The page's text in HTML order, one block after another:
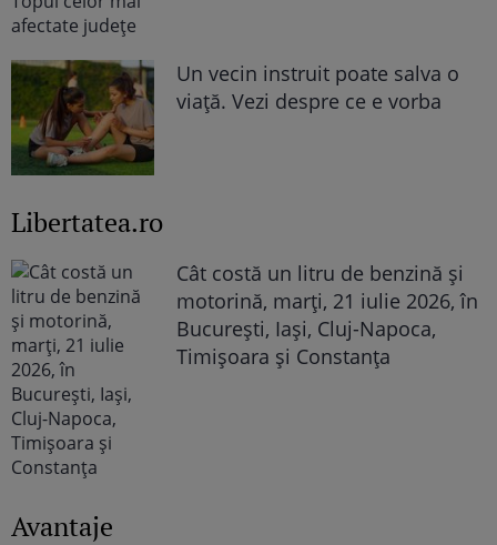
Un vecin instruit poate salva o
viață. Vezi despre ce e vorba
Libertatea.ro
Cât costă un litru de benzină și
motorină, marți, 21 iulie 2026, în
București, Iași, Cluj-Napoca,
Timișoara și Constanța
Avantaje